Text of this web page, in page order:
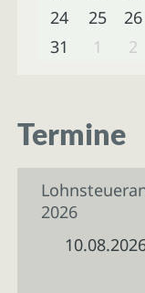
24
25 26
31
1 2
Termine
2026